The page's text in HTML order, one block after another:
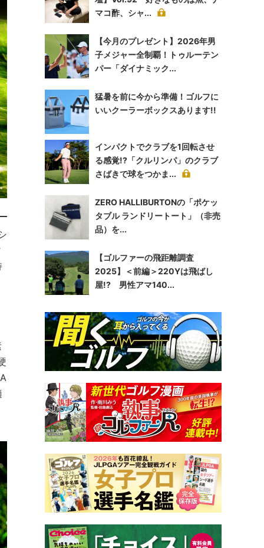
マコ酢、シャ...
【今月のプレゼント】2026年男
子メジャー全制覇！トゥルーテン
パー「ダイナミック...
猛暑を前に今から準備！ゴルフに
いいクーラーボックスあります!!
インパクトでクラブを1回転させ
る感覚!?「クルリンパ」のクラブ
さばきで球をつかま...
ZERO HALLIBURTONの「ポケッ
タブル ランドリートート」（非売
品）を...
【ゴルファーの飛距離調査
2025】＜前編＞220Yは飛ばし
屋!? 男性アマ140...